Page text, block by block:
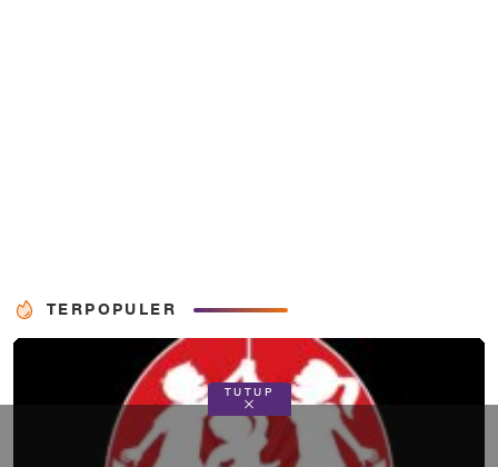
TERPOPULER
TUTUP